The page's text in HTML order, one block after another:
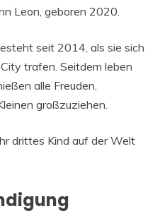
Leon, geboren 2020.
seit 2014, als sie sich
trafen. Seitdem leben
alle Freuden,
großzuziehen.
drittes Kind auf der Welt